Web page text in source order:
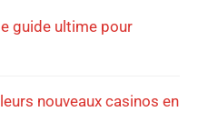
guide ultime pour
nouveaux casinos en